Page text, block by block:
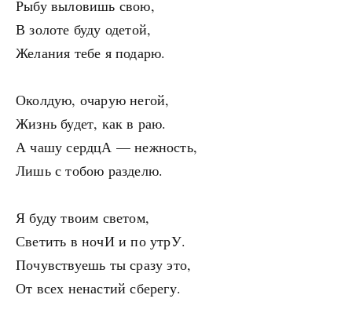
Рыбу выловишь свою,
В золоте буду одетой,
Желания тебе я подарю.
Околдую, очарую негой,
Жизнь будет, как в раю.
А чашу сердцА — нежность,
Лишь с тобою разделю.
Я буду твоим светом,
Светить в ночИ и по утрУ.
Почувствуешь ты сразу это,
От всех ненастий сберегу.